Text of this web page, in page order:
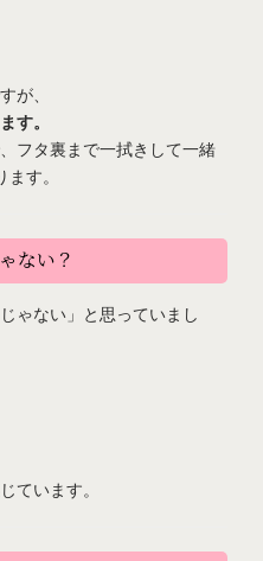
が、
す。
フタ裏まで一拭きして一緒
す。
ない？
ゃない」と思っていまし
ています。